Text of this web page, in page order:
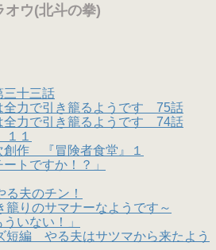
オウ(北斗の拳)
三十三話
力で引き籠るようです 75話
力で引き籠るようです 74話
１
作 『冒険者食堂』１
トですか！？」
る夫のチン！
籠りのサマナーなようです～
いない！」
短編 やる夫はサツマから来たよう